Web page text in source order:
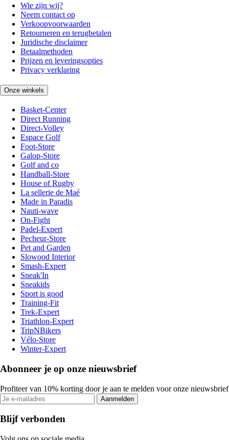
Wie zijn wij?
Neem contact op
Verkoopvoorwaarden
Retourneren en terugbetalen
Juridische disclaimer
Betaalmethoden
Prijzen en leveringsopties
Privacy verklaring
Onze winkels
Basket-Center
Direct Running
Direct-Volley
Espace Golf
Foot-Store
Galop-Store
Golf and co
Handball-Store
House of Rugby
La sellerie de Maé
Made in Paradis
Nauti-wave
On-Fight
Padel-Expert
Pecheur-Store
Pet and Garden
Slowood Interior
Smash-Expert
Sneak'In
Sneakids
Sport is good
Training-Fit
Trek-Expert
Triathlon-Expert
TripNBikers
Vélo-Store
Winter-Expert
Abonneer je op onze nieuwsbrief
Profiteer van 10% korting door je aan te melden voor onze nieuwsbrief
Aanmelden
Blijf verbonden